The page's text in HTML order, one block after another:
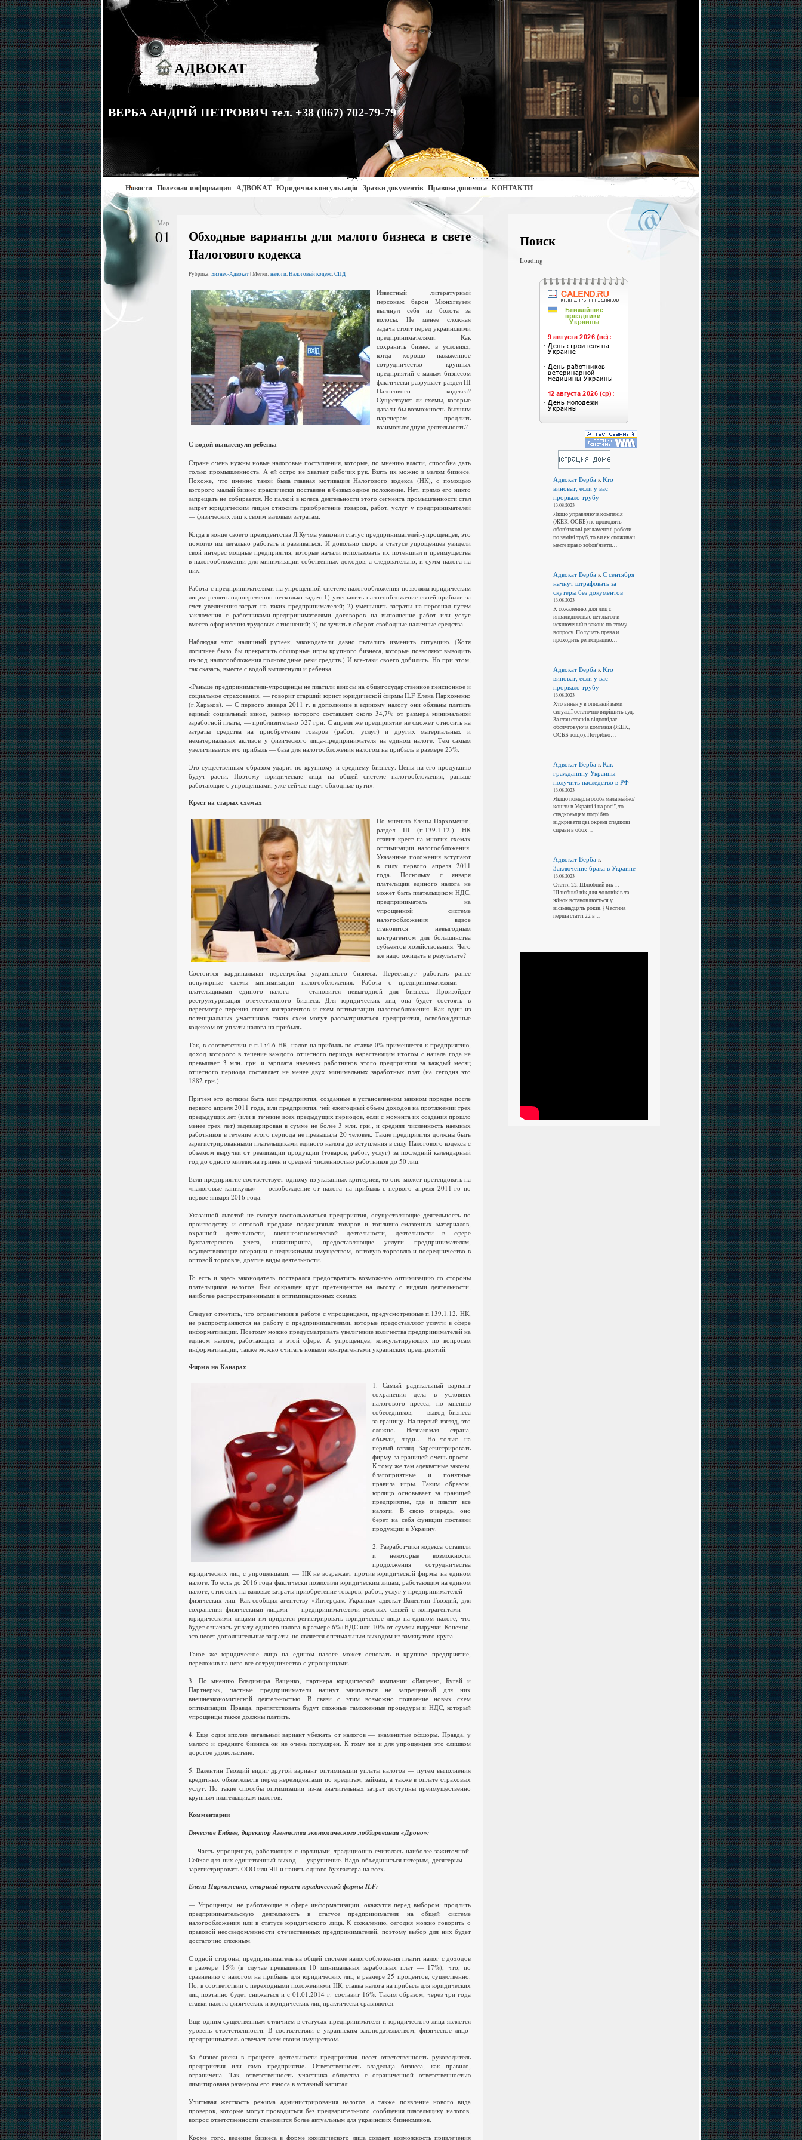
АДВОКАТ
ВЕРБА АНДРІЙ ПЕТРОВИЧ тел. +38 (067) 702-79-79
Новости Полезная информация АДВОКАТ Юридична консультація Зразки документів Правова допомога КОНТАКТИ
Мар
01
Обходные варианты для малого бизнеса в свете
Налогового кодекса
Рубрика: Бизнес-Адвокат| Метки: налоги,Налоговый кодекс,СПД
Известный литературный
персонаж барон Мюнхгаузен
вытянул себя из болота за
волосы. Не менее сложная
задача стоит перед украинскими
предпринимателями. Как
сохранить бизнес в условиях,
когда хорошо налаженное
сотрудничество крупных
предприятий с малым бизнесом
фактически разрушает раздел III
Налогового кодекса?
Существуют ли схемы, которые
давали бы возможность бывшим
партнерам продлить
взаимовыгодную деятельность?
С водой выплеснули ребенка
Стране очень нужны новые налоговые поступления, которые, по мнению власти, способна дать
только промышленность. А ей остро не хватает рабочих рук. Взять их можно в малом бизнесе.
Похоже, что именно такой была главная мотивация Налогового кодекса (НК), с помощью
которого малый бизнес практически поставлен в безвыходное положение. Нет, прямо его никто
запрещать не собирается. Но палкой в колеса деятельности этого сегмента промышленности стал
запрет юридическим лицам относить приобретение товаров, работ, услуг у предпринимателей
— физических лиц к своим валовым затратам.
Когда в конце своего президентства Л.Кучма узаконил статус предпринимателей-упрощенцев, это
помогло им легально работать и развиваться. И довольно скоро в статусе упрощенцев увидели
свой интерес мощные предприятия, которые начали использовать их потенциал и преимущества
в налогообложении для минимизации собственных доходов, а следовательно, и сумм налога на
них.
Работа с предпринимателями на упрощенной системе налогообложения позволяла юридическим
лицам решить одновременно несколько задач: 1) уменьшить налогообложение своей прибыли за
счет увеличения затрат на таких предпринимателей; 2) уменьшить затраты на персонал путем
заключения с работниками-предпринимателями договоров на выполнение работ или услуг
вместо оформления трудовых отношений; 3) получить в оборот свободные наличные средства.
Наблюдая этот наличный ручеек, законодатели давно пытались изменить ситуацию. (Хотя
логичнее было бы прекратить офшорные игры крупного бизнеса, которые позволяют выводить
из-под налогообложения полноводные реки средств.) И все-таки своего добились. Но при этом,
так сказать, вместе с водой выплеснули и ребенка.
«Раньше предприниматели-упрощенцы не платили взносы на общегосударственное пенсионное и
социальное страхования, — говорит старший юрист юридической фирмы ILF Елена Пархоменко
(г.Харьков). — С первого января 2011 г. в дополнение к единому налогу они обязаны платить
единый социальный взнос, размер которого составляет около 34,7% от размера минимальной
заработной платы, — приблизительно 327 грн. С апреля же предприятие не сможет относить на
затраты средства на приобретение товаров (работ, услуг) и других материальных и
нематериальных активов у физического лица-предпринимателя на едином налоге. Тем самым
увеличивается его прибыль — база для налогообложения налогом на прибыль в размере 23%.
Это существенным образом ударит по крупному и среднему бизнесу. Цены на его продукцию
будут расти. Поэтому юридические лица на общей системе налогообложения, раньше
работающие с упрощенцами, уже сейчас ищут обходные пути».
Крест на старых схемах
По мнению Елены Пархоменко,
раздел III (п.139.1.12.) НК
ставит крест на многих схемах
оптимизации налогообложения.
Указанные положения вступают
в силу первого апреля 2011
года. Поскольку с января
плательщик единого налога не
может быть плательщиком НДС,
предприниматель на
упрощенной системе
налогообложения вдвое
становится невыгодным
контрагентом для большинства
субъектов хозяйствования. Чего
же надо ожидать в результате?
Состоится кардинальная перестройка украинского бизнеса. Перестанут работать ранее
популярные схемы минимизации налогообложения. Работа с предпринимателями —
плательщиками единого налога — становится невыгодной для бизнеса. Произойдет
реструктуризация отечественного бизнеса. Для юридических лиц она будет состоять в
пересмотре перечня своих контрагентов и схем оптимизации налогообложения. Как один из
потенциальных участников таких схем могут рассматриваться предприятия, освобожденные
кодексом от уплаты налога на прибыль.
Так, в соответствии с п.154.6 НК, налог на прибыль по ставке 0% применяется к предприятию,
доход которого в течение каждого отчетного периода нарастающим итогом с начала года не
превышает 3 млн. грн. и зарплата наемных работников этого предприятия за каждый месяц
отчетного периода составляет не менее двух минимальных заработных плат (на сегодня это
1882 грн.).
Причем это должны быть или предприятия, созданные в установленном законом порядке после
первого апреля 2011 года, или предприятия, чей ежегодный объем доходов на протяжении трех
предыдущих лет (или в течение всех предыдущих периодов, если с момента их создания прошло
менее трех лет) задекларирован в сумме не более 3 млн. грн., и средняя численность наемных
работников в течение этого периода не превышала 20 человек. Такие предприятия должны быть
зарегистрированными плательщиками единого налога до вступления в силу Налогового кодекса с
объемом выручки от реализации продукции (товаров, работ, услуг) за последний календарный
год до одного миллиона гривен и средней численностью работников до 50 лиц.
Если предприятие соответствует одному из указанных критериев, то оно может претендовать на
«налоговые каникулы» — освобождение от налога на прибыль с первого апреля 2011-го по
первое января 2016 года.
Указанной льготой не смогут воспользоваться предприятия, осуществляющие деятельность по
производству и оптовой продаже подакцизных товаров и топливно-смазочных материалов,
охранной деятельности, внешнеэкономической деятельности, деятельности в сфере
бухгалтерского учета, инжиниринга, предоставляющие услуги предпринимателям,
осуществляющие операции с недвижимым имуществом, оптовую торговлю и посредничество в
оптовой торговле, другие виды деятельности.
То есть и здесь законодатель постарался предотвратить возможную оптимизацию со стороны
плательщиков налогов. Был сокращен круг претендентов на льготу с видами деятельности,
наиболее распространенными в оптимизационных схемах.
Следует отметить, что ограничения в работе с упрощенцами, предусмотренные п.139.1.12. НК,
не распространяются на работу с предпринимателями, которые предоставляют услуги в сфере
информатизации. Поэтому можно предусматривать увеличение количества предпринимателей на
едином налоге, работающих в этой сфере. А упрощенцев, консультирующих по вопросам
информатизации, также можно считать новыми контрагентами украинских предприятий.
Фирма на Канарах
1. Самый радикальный вариант
сохранения дела в условиях
налогового пресса, по мнению
собеседников, — вывод бизнеса
за границу. На первый взгляд, это
сложно. Незнакомая страна,
обычаи, люди… Но только на
первый взгляд. Зарегистрировать
фирму за границей очень просто.
К тому же там адекватные законы,
благоприятные и понятные
правила игры. Таким образом,
юрлицо основывает за границей
предприятие, где и платит все
налоги. В свою очередь, оно
берет на себя функции поставки
продукции в Украину.
2. Разработчики кодекса оставили
и некоторые возможности
продолжения сотрудничества
юридических лиц с упрощенцами, — НК не возражает против юридической фирмы на едином
налоге. То есть до 2016 года фактически позволили юридическим лицам, работающим на едином
налоге, относить на валовые затраты приобретение товаров, работ, услуг у предпринимателей —
физических лиц. Как сообщил агентству «Интерфакс-Украина» адвокат Валентин Гвоздий, для
сохранения физическими лицами — предпринимателями деловых связей с контрагентами —
юридическими лицами им придется регистрировать юридическое лицо на едином налоге, что
будет означать уплату единого налога в размере 6%+НДС или 10% от суммы выручки. Конечно,
это несет дополнительные затраты, но является оптимальным выходом из замкнутого круга.
Такое же юридическое лицо на едином налоге может основать и крупное предприятие,
переложив на него все сотрудничество с упрощенцами.
3. По мнению Владимира Ващенко, партнера юридической компании «Ващенко, Бугай и
Партнеры», частные предприниматели начнут заниматься не запрещенной для них
внешнеэкономической деятельностью. В связи с этим возможно появление новых схем
оптимизации. Правда, препятствовать будут сложные таможенные процедуры и НДС, который
упрощенцы также должны платить.
4. Еще один вполне легальный вариант убежать от налогов — знаменитые офшоры. Правда, у
малого и среднего бизнеса он не очень популярен. К тому же и для упрощенцев это слишком
дорогое удовольствие.
5. Валентин Гвоздий видит другой вариант оптимизации уплаты налогов — путем выполнения
кредитных обязательств перед нерезидентами по кредитам, займам, а также в оплате страховых
услуг. Но такие способы оптимизации из-за значительных затрат доступны преимущественно
крупным плательщикам налогов.
Комментарии
Вячеслав Енбаев, директор Агентства экономического лоббирования «Дроно»:
— Часть упрощенцев, работающих с юрлицами, традиционно считалась наиболее зажиточной.
Сейчас для них единственный выход — укрупнение. Надо объединиться пятерым, десятерым —
зарегистрировать ООО или ЧП и нанять одного бухгалтера на всех.
Елена Пархоменко, старший юрист юридической фирмы ILF:
— Упрощенцы, не работающие в сфере информатизации, окажутся перед выбором: продлить
предпринимательскую деятельность в статусе предпринимателя на общей системе
налогообложения или в статусе юридического лица. К сожалению, сегодня можно говорить о
правовой неосведомленности отечественных предпринимателей, поэтому выбор для них будет
достаточно сложным.
С одной стороны, предприниматель на общей системе налогообложения платит налог с доходов
в размере 15% (в случае превышения 10 минимальных заработных плат — 17%), что, по
сравнению с налогом на прибыль для юридических лиц в размере 25 процентов, существенно.
Но, в соответствии с переходными положениями НК, ставка налога на прибыль для юридических
лиц поэтапно будет снижаться и с 01.01.2014 г. составит 16%. Таким образом, через три года
ставки налога физических и юридических лиц практически сравняются.
Еще одним существенным отличием в статусах предпринимателя и юридического лица является
уровень ответственности. В соответствии с украинским законодательством, физическое лицо-
предприниматель отвечает всем своим имуществом.
За бизнес-риски в процессе деятельности предприятия несет ответственность руководитель
предприятия или само предприятие. Ответственность владельца бизнеса, как правило,
ограничена. Так, ответственность участника общества с ограниченной ответственностью
лимитирована размером его взноса в уставный капитал.
Учитывая жесткость режима администрирования налогов, а также появление нового вида
проверок, которые могут проводиться без предварительного сообщения плательщику налогов,
вопрос ответственности становится более актуальным для украинских бизнесменов.
Кроме того, ведение бизнеса в форме юридического лица создает возможность привлечения
Поиск
Loading
Адвокат ВербакКто
виноват, если у вас
прорвало трубу
13.08.2023
Якщо управляюча компанія
(ЖЕК, ОСББ) не проводять
обов'язкові регламентні роботи
по заміні труб, то ви як споживач
маєте право зобов'язати…
Адвокат Вербак С сентября
начнут штрафовать за
скутеры без документов
13.08.2023
К сожалению, для лиц с
инвалидностью нет льгот и
исключений в законе по этому
вопросу. Получать права и
проходить регистрацию…
Адвокат Вербак Кто
виноват, если у вас
прорвало трубу
13.08.2023
Хто винен у в описаній вами
ситуації остаточно вирішить суд.
За стан стояків відповідає
обслуговуюча компанія (ЖЕК,
ОСББ тощо). Потрібно…
Адвокат Вербак Как
гражданину Украины
получить наследство в РФ
13.08.2023
Якщо померла особа мала майно/
кошти в Україні і на росії, то
спадкоємцям потрібно
відкривати дві окремі спадкові
справи в обох…
Адвокат Вербак
Заключение брака в Украине
13.08.2023
Стаття 22. Шлюбний вік 1.
Шлюбний вік для чоловіків та
жінок встановлюється у
вісімнадцять років. {Частина
перша статті 22 в…